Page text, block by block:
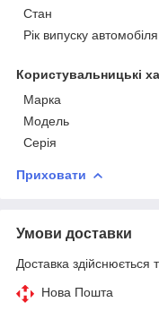
Стан
Рік випуску автомобіля
Користувальницькі
Марка
Модель
Серія
Приховати
Умови доставки
Доставка здійснюється
Нова Пошта